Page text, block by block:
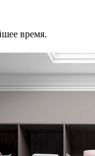
время.